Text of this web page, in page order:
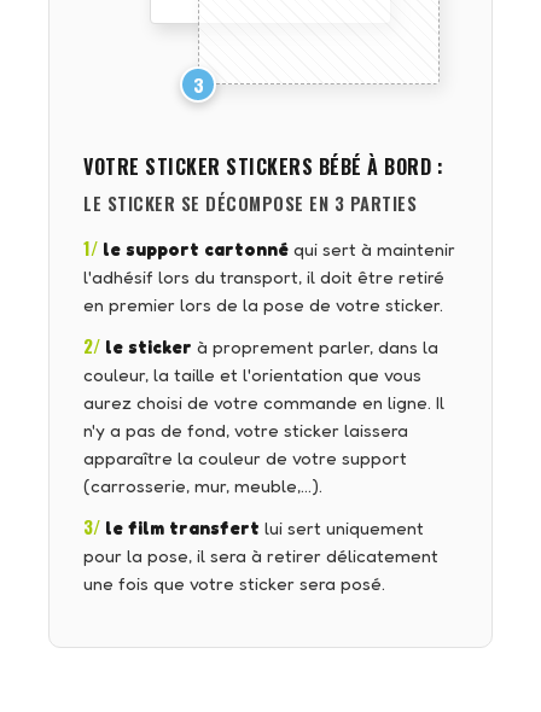
3
VOTRE STICKER STICKERS BÉBÉ À BORD :
LE STICKER SE DÉCOMPOSE EN 3 PARTIES
1/ le support cartonné qui sert à maintenir
l'adhésif lors du transport, il doit être retiré
en premier lors de la pose de votre sticker.
2/ le sticker à proprement parler, dans la
couleur, la taille et l'orientation que vous
aurez choisi de votre commande en ligne. Il
n'y a pas de fond, votre sticker laissera
apparaître la couleur de votre support
(carrosserie, mur, meuble,…).
3/ le film transfert lui sert uniquement
pour la pose, il sera à retirer délicatement
une fois que votre sticker sera posé.